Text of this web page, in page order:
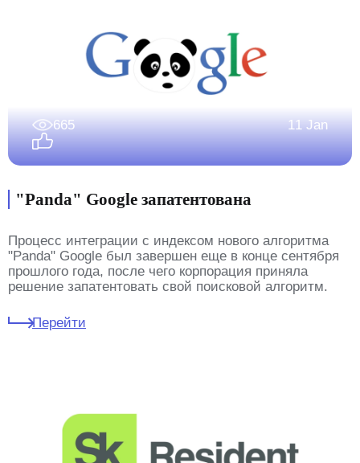
665 11 Jan
"Panda" Google запатентована
Процесс интеграции с индексом нового алгоритма
"Panda" Google был завершен еще в конце сентября
прошлого года, после чего корпорация приняла
решение запатентовать свой поисковой алгоритм.
Перейти